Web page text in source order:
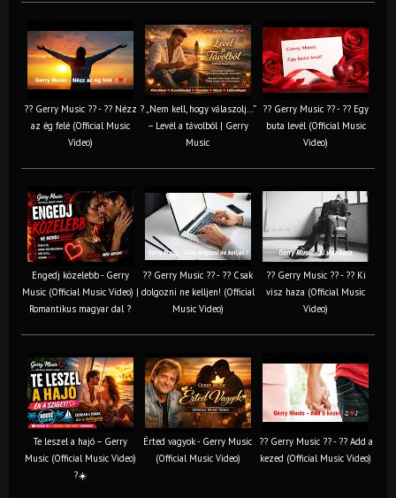
?? Gerry Music ?? - ?? Nézz
az ég felé (Official Music
Video)
? „Nem kell, hogy válaszolj…”
– Levél a távolból | Gerry
Music
?? Gerry Music ?? - ?? Egy
buta levél (Official Music
Video)
Engedj közelebb - Gerry
Music (Official Music Video) |
Romantikus magyar dal ?
?? Gerry Music ?? - ?? Csak
dolgozni ne kelljen! (Official
Music Video)
?? Gerry Music ?? - ?? Ki
visz haza (Official Music
Video)
Te leszel a hajó – Gerry
Music (Official Music Video)
?☀️
Érted vagyok - Gerry Music
(Official Music Video)
?? Gerry Music ?? - ?? Add a
kezed (Official Music Video)